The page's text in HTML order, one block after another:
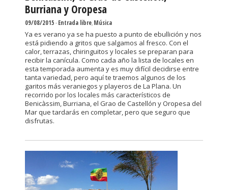
Burriana y Oropesa
09/08/2015-Entrada libre,Música
Ya es verano ya se ha puesto a punto de ebullición y nos
está pidiendo a gritos que salgamos al fresco. Con el
calor, terrazas, chiringuitos y locales se preparan para
recibir la canícula. Como cada año la lista de locales en
esta temporada aumenta y es muy difícil decidirse entre
tanta variedad, pero aquí te traemos algunos de los
garitos más veraniegos y playeros de La Plana. Un
recorrido por los locales más característicos de
Benicàssim, Burriana, el Grao de Castellón y Oropesa del
Mar que tardarás en completar, pero que seguro que
disfrutas.